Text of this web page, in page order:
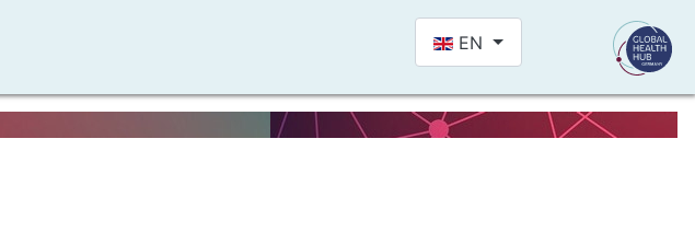
Select your language
EN